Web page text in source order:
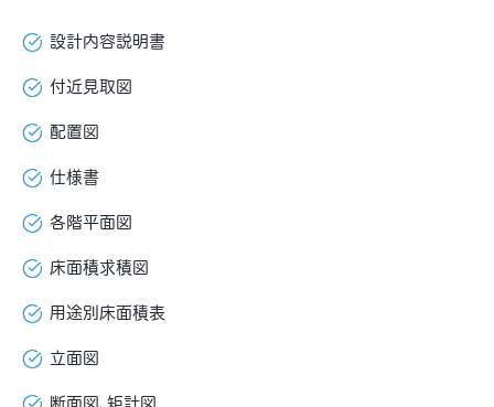
設計内容説明書
付近見取図
配置図
仕様書
各階平面図
床面積求積図
用途別床面積表
立面図
断面図、矩計図